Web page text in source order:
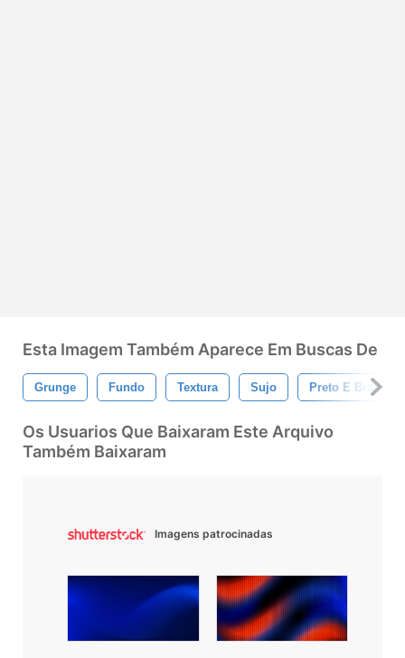
Esta Imagem Também Aparece Em Buscas De
Grunge Fundo Textura Sujo Preto E Branco
Os Usuarios Que Baixaram Este Arquivo
Também Baixaram
Imagens patrocinadas